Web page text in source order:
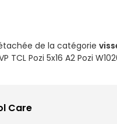
de la catégorie
Pozi 5x16 A2 Pozi
Care